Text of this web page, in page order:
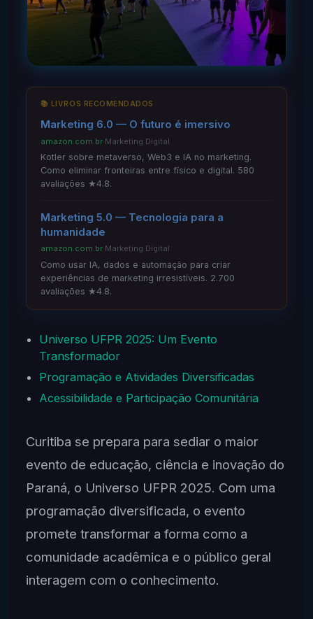
📚 LIVROS RECOMENDADOS
Marketing 6.0 — O futuro é imersivo
amazon.com.br·Marketing Digital
Kotler sobre metaverso, Web3 e IA no marketing.
Como eliminar fronteiras entre físico e digital. 580
avaliações ★4.8.
Marketing 5.0 — Tecnologia para a
humanidade
amazon.com.br·Marketing Digital
Como usar IA, dados e automação para criar
experiências de marketing irresistíveis. 2.700
avaliações ★4.8.
Universo UFPR 2025: Um Evento
Transformador
Programação e Atividades Diversificadas
Acessibilidade e Participação Comunitária
Curitiba se prepara para sediar o maior
evento de educação, ciência e inovação do
Paraná, o Universo UFPR 2025. Com uma
programação diversificada, o evento
promete transformar a forma como a
comunidade acadêmica e o público geral
interagem com o conhecimento.